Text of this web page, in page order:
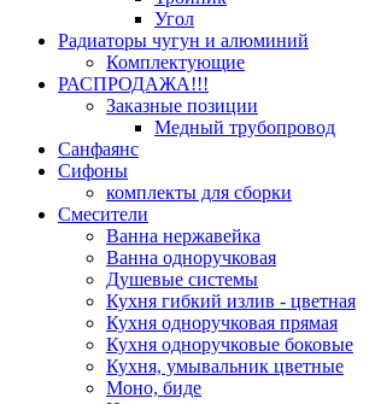
Угол
Радиаторы чугун и алюминий
Комплектующие
РАСПРОДАЖА!!!
Заказные позиции
Медный трубопровод
Санфаянс
Сифоны
комплекты для сборки
Смесители
Ванна нержавейка
Ванна одноручковая
Душевые системы
Кухня гибкий излив - цветная
Кухня одноручковая прямая
Кухня одноручковые боковые
Кухня, умывальник цветные
Моно, биде